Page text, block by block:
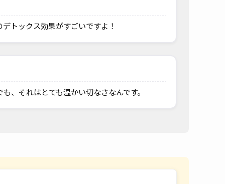
トックス効果がすごいですよ！
、それはとても温かい切なさなんです。